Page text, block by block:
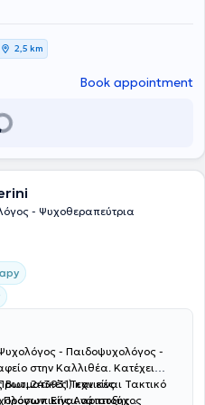
Sessions are held either in
2,5 km
Book appointment
- Ψυχοθεραπεύτρια
Ψυχολόγος - Παιδοψυχολόγος -
243931) και είναι Τακτικό
αριστούχος
Τεχνικές
Προσωπικής Ανάπτυξης